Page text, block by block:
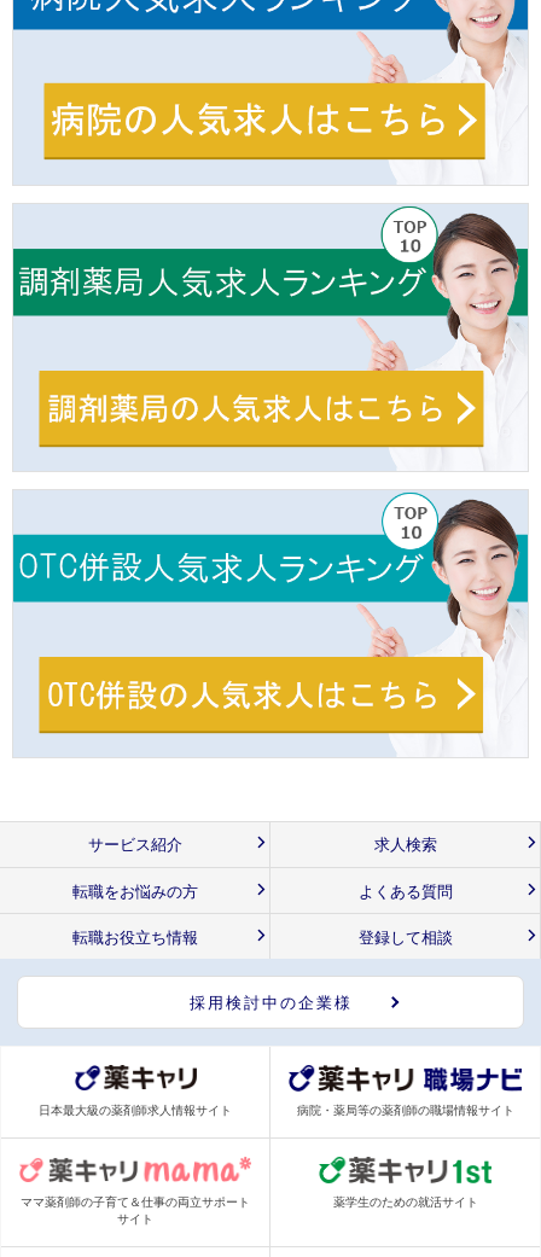
サービス紹介 求人検索
転職をお悩みの方 よくある質問
転職お役立ち情報 登録して相談
採用検討中の企業様
日本最大級の薬剤師求人情報サイト 病院・薬局等の薬剤師の職場情報サイト
ママ薬剤師の子育て＆仕事の両立サポート
サイト
薬学生のための就活サイト